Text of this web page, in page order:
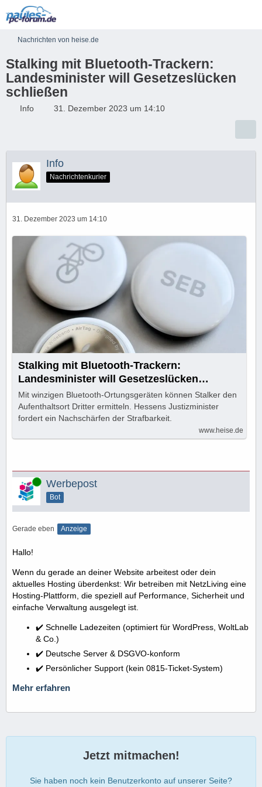
Nachrichten von heise.de
Stalking mit Bluetooth-Trackern:
Landesminister will Gesetzeslücken
schließen
Info 31. Dezember 2023 um 14:10
Info
Nachrichtenkurier
31. Dezember 2023 um 14:10
Stalking mit Bluetooth-Trackern:
Landesminister will Gesetzeslücken
schließen
Mit winzigen Bluetooth-Ortungsgeräten können Stalker den
Aufenthaltsort Dritter ermitteln. Hessens Justizminister
fordert ein Nachschärfen der Strafbarkeit.
www.heise.de
Online Werbepost
Bot
Gerade eben Anzeige
Hallo!
Wenn du gerade an deiner Website arbeitest oder dein
aktuelles Hosting überdenkst: Wir betreiben mit NetzLiving eine
Hosting-Plattform, die speziell auf Performance, Sicherheit und
einfache Verwaltung ausgelegt ist.
✔️ Schnelle Ladezeiten (optimiert für WordPress, WoltLab
& Co.)
✔️ Deutsche Server & DSGVO-konform
✔️ Persönlicher Support (kein 0815-Ticket-System)
Mehr erfahren
Jetzt mitmachen!
Sie haben noch kein Benutzerkonto auf unserer Seite?